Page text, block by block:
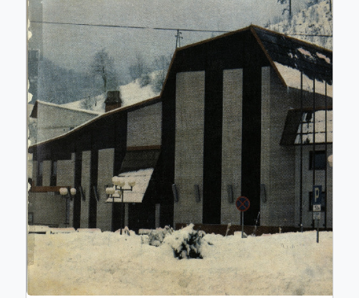
ISSN: 0017-2774
e-ISSN: 2536-4332
COBISS.SI-ID: 859140
UDK: 05:625